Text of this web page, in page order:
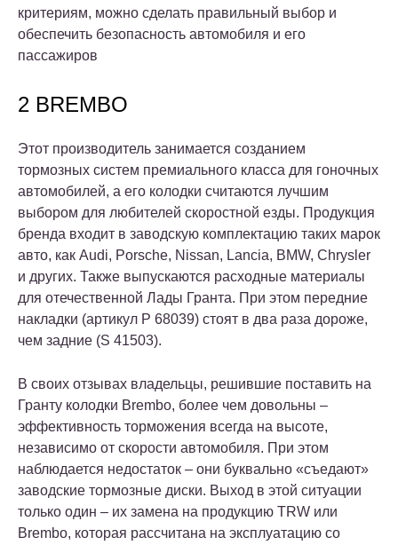
критериям, можно сделать правильный выбор и
обеспечить безопасность автомобиля и его
пассажиров
2 BREMBO
Этот производитель занимается созданием
тормозных систем премиального класса для гоночных
автомобилей, а его колодки считаются лучшим
выбором для любителей скоростной езды. Продукция
бренда входит в заводскую комплектацию таких марок
авто, как Audi, Porsche, Nissan, Lancia, BMW, Chrysler
и других. Также выпускаются расходные материалы
для отечественной Лады Гранта. При этом передние
накладки (артикул P 68039) стоят в два раза дороже,
чем задние (S 41503).
В своих отзывах владельцы, решившие поставить на
Гранту колодки Brembo, более чем довольны –
эффективность торможения всегда на высоте,
независимо от скорости автомобиля. При этом
наблюдается недостаток – они буквально «съедают»
заводские тормозные диски. Выход в этой ситуации
только один – их замена на продукцию TRW или
Brembo, которая рассчитана на эксплуатацию со